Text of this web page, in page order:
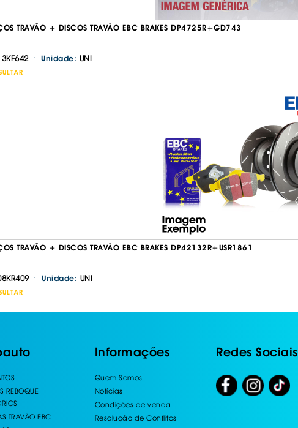
TRAVÃO + DISCOS TRAVÃO EBC BRAKES DP4725R+GD743
· Unidade: UNI
TRAVÃO + DISCOS TRAVÃO EBC BRAKES DP42132R+USR1861
· Unidade: UNI
REBOQUE
TRAVÃO EBC
Informações
Quem Somos
Notícias
Condições de venda
Resolução de Conflitos
Redes Sociais